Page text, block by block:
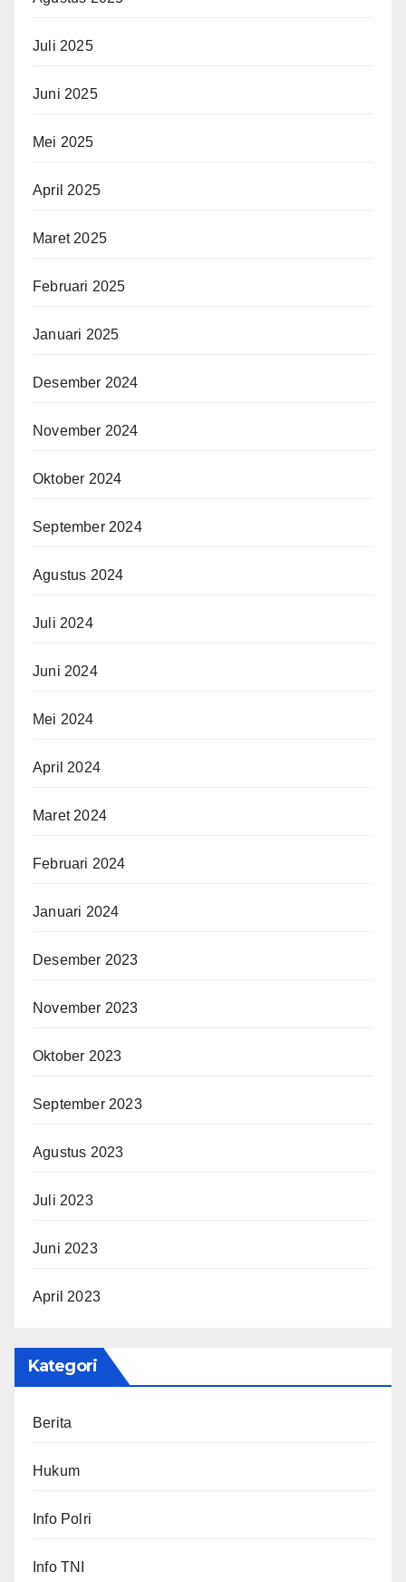
Juli 2025
Juni 2025
Mei 2025
April 2025
Maret 2025
Februari 2025
Januari 2025
Desember 2024
November 2024
Oktober 2024
September 2024
Agustus 2024
Juli 2024
Juni 2024
Mei 2024
April 2024
Maret 2024
Februari 2024
Januari 2024
Desember 2023
November 2023
Oktober 2023
September 2023
Agustus 2023
Juli 2023
Juni 2023
April 2023
Kategori
Berita
Hukum
Info Polri
Info TNI